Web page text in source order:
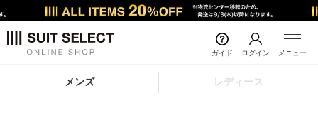
ガイド ログイン メニュー
メンズ レディース